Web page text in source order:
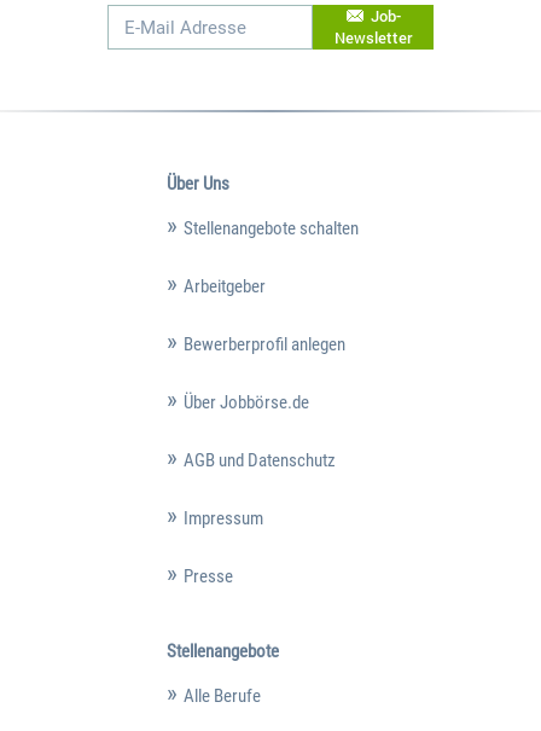
Job-
Newsletter
Über Uns
Stellenangebote schalten
Arbeitgeber
Bewerberprofil anlegen
Über Jobbörse.de
AGB und Datenschutz
Impressum
Presse
Stellenangebote
Alle Berufe